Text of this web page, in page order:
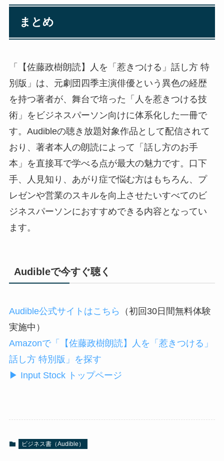
まとめ
「【佐藤政樹朗読】人を「惹きつける」話し方 特
別版」は、元劇団四季主演俳優という異色の経歴
を持つ著者が、舞台で培った「人を惹きつける技
術」をビジネスパーソン向けに体系化した一冊で
す。Audibleの聴き放題対象作品として配信されて
おり、著者本人の朗読によって「話し方のお手
本」を直接耳で学べる点が最大の魅力です。口下
手、人見知り、あがり症で悩む方はもちろん、プ
レゼンや営業のスキルを向上させたいすべてのビ
ジネスパーソンにおすすめできる内容となってい
ます。
Audibleで今すぐ聴く
Audible公式サイトはこちら
（初回30日間無料体験
実施中）
Amazonで「【佐藤政樹朗読】人を「惹きつける」
話し方 特別版」を探す
▶ Input Stock トップページ
ビジネス書（Audible）